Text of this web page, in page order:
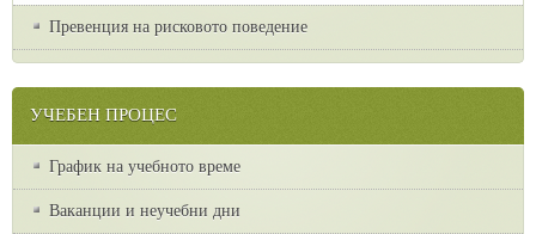
Превенция на рисковото поведение
УЧЕБЕН ПРОЦЕС
График на учебното време
Ваканции и неучебни дни